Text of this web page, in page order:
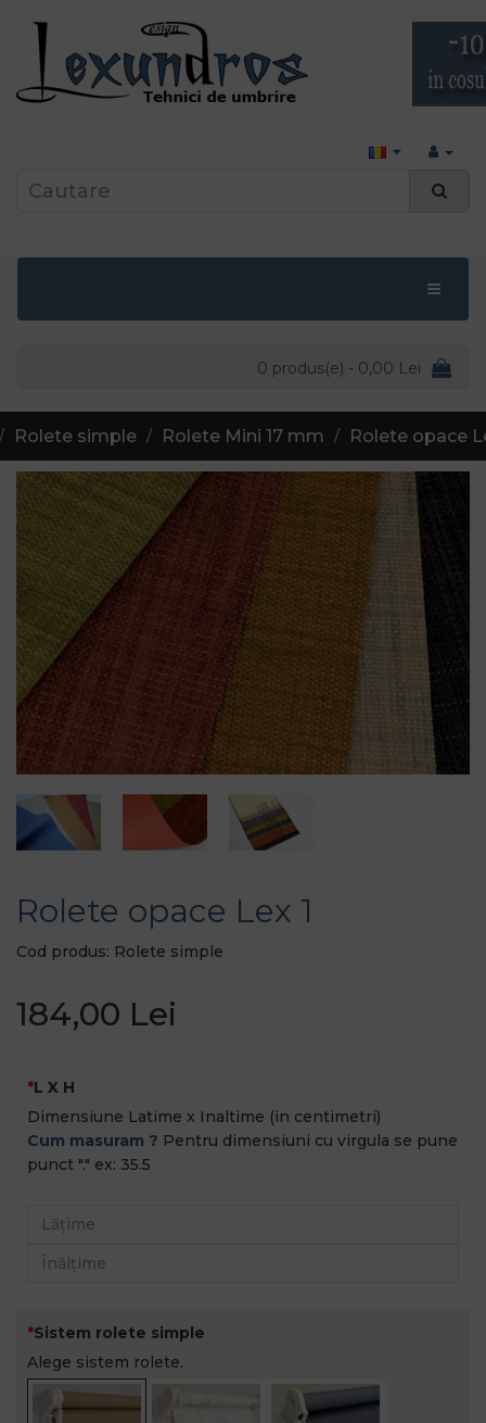
0 produs(e) - 0,00 Lei
Rolete simple Rolete Mini 17 mm Rolete opace
Rolete opace Lex 1
Cod produs: Rolete simple
184,00 Lei
L X H
Dimensiune Latime x Inaltime (in centimetri)
Cum masuram ? Pentru dimensiuni cu virgula se pune
punct "." ex: 35.5
Sistem rolete simple
Alege sistem rolete.